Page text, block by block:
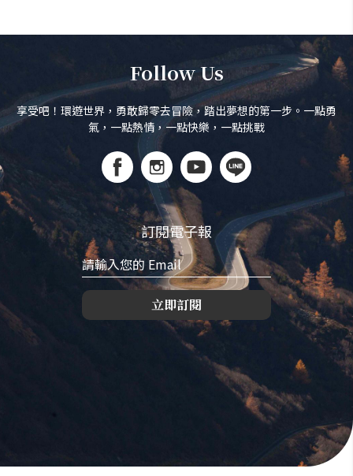
Follow Us
享受吧！環遊世界，勇敢歸零去冒險，踏出夢想的第一步。一點勇
氣，一點熱情，一點快樂，一點挑戰
訂閱電子報
立即訂閱